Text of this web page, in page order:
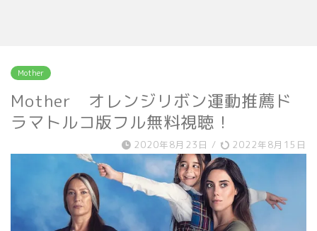
Mother
Mother オレンジリボン運動推薦ド
ラマトルコ版フル無料視聴！
2020年8月23日 / 2022年8月15日